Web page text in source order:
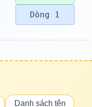
Dòng 1
Danh sách tên